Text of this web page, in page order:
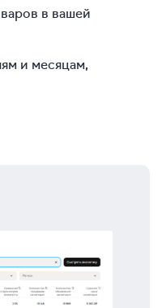
в вашей
и месяцам,